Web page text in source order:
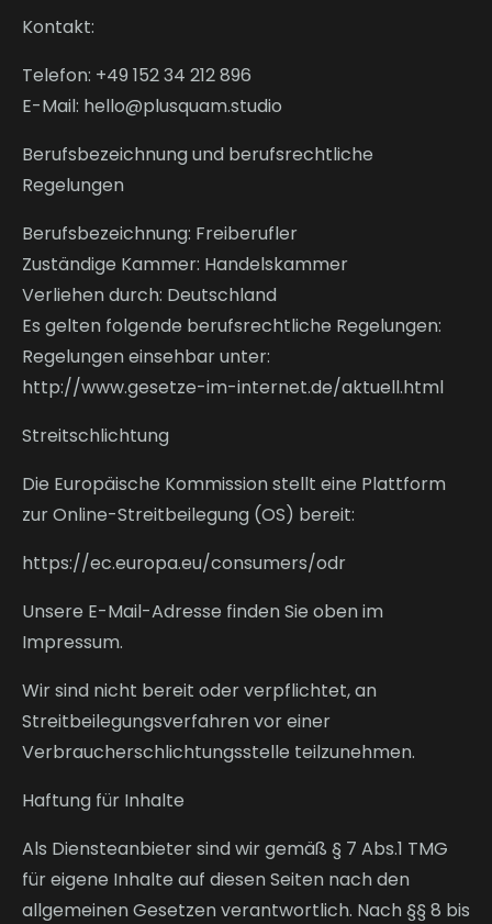
Kontakt:
Telefon: +49 152 34 212 896
E-Mail: hello@plusquam.studio
Berufsbezeichnung und berufsrechtliche
Regelungen
Berufsbezeichnung: Freiberufler
Zuständige Kammer: Handelskammer
Verliehen durch: Deutschland
Es gelten folgende berufsrechtliche Regelungen:
Regelungen einsehbar unter:
http://www.gesetze-im-internet.de/aktuell.html
Streitschlichtung
Die Europäische Kommission stellt eine Plattform
zur Online-Streitbeilegung (OS) bereit:
https://ec.europa.eu/consumers/odr
Unsere E-Mail-Adresse finden Sie oben im
Impressum.
Wir sind nicht bereit oder verpflichtet, an
Streitbeilegungsverfahren vor einer
Verbraucherschlichtungsstelle teilzunehmen.
Haftung für Inhalte
Als Diensteanbieter sind wir gemäß § 7 Abs.1 TMG
für eigene Inhalte auf diesen Seiten nach den
allgemeinen Gesetzen verantwortlich. Nach §§ 8 bis